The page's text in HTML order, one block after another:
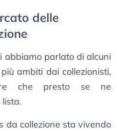
delle
abbiamo parlato di alcuni
ambiti dai collezionisti,
che presto se ne
da collezione sta vivendo